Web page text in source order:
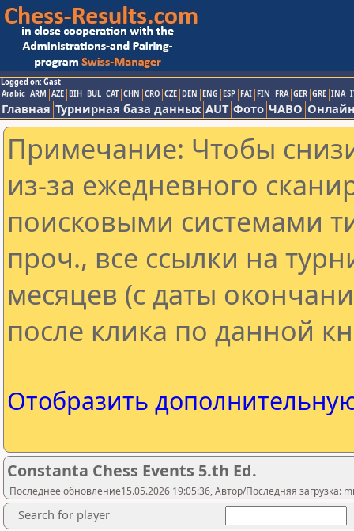
Logged on: Gast
Arabic ARM AZE BIH BUL CAT CHN CRO CZE DEN ENG ESP FAI FIN FRA GER GRE INA
Главная Турнирная база данных AUT Фото ЧАВО
Примечание: Чтобы
из-за ежедневного
поисковыми системами
проч., все ссылки на
месяцев (с даты
после клика по данной
Отобразить
Constanta Chess Events 5.th Ed.
Последнее обновление15.05.2026 19:05:36, Автор/Последняя загрузка:
Search for player